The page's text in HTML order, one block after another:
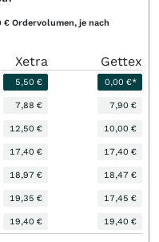
€ Ordervolumen, je nach
Xetra Gettex
5,50 € 0,00 €*
7,88 € 7,90 €
12,50 € 10,00 €
17,40 € 17,40 €
18,97 € 18,47 €
19,35 € 17,45 €
19,40 € 19,40 €